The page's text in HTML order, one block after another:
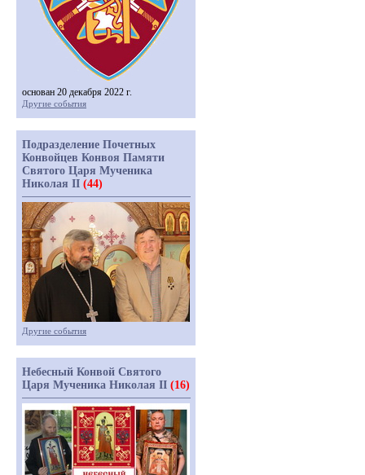
основан 20 декабря 2022 г.
Другие события
Подразделение Почетных
Конвойцев Конвоя Памяти
Святого Царя Мученика
Николая II (44)
Другие события
Небесный Конвой Святого
Царя Мученика Николая II (16)